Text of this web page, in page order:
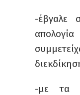
-έβγαλε
-με τα